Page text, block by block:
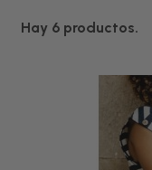
Hay 6 productos.